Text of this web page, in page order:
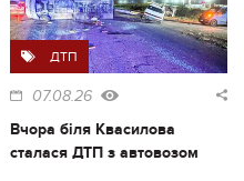
ДТП
07.08.26
Вчора біля Квасилова
сталася ДТП з автовозом